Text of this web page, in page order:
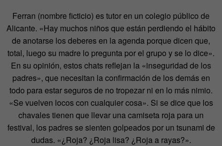
Ferran (nombre ficticio) es tutor en un colegio público de
Alicante. «Hay muchos niños que están perdiendo el hábito
de anotarse los deberes en la agenda porque dicen que,
total, luego su madre lo pregunta por el grupo y se lo dice».
En su opinión, estos chats reflejan la «inseguridad de los
padres», que necesitan la confirmación de los demás en
todo para estar seguros de no tropezar ni en lo más nimio.
«Se vuelven locos con cualquier cosa». Si se dice que los
chavales tienen que llevar una camiseta roja para un
festival, los padres se sienten golpeados por un tsunami de
dudas. «¿Roja? ¿Roja lisa? ¿Roja a rayas?».